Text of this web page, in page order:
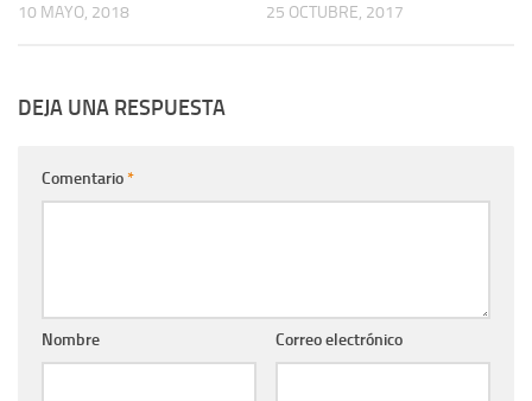
10 MAYO, 2018 25 OCTUBRE, 2017
DEJA UNA RESPUESTA
Comentario*
Nombre Correo electrónico